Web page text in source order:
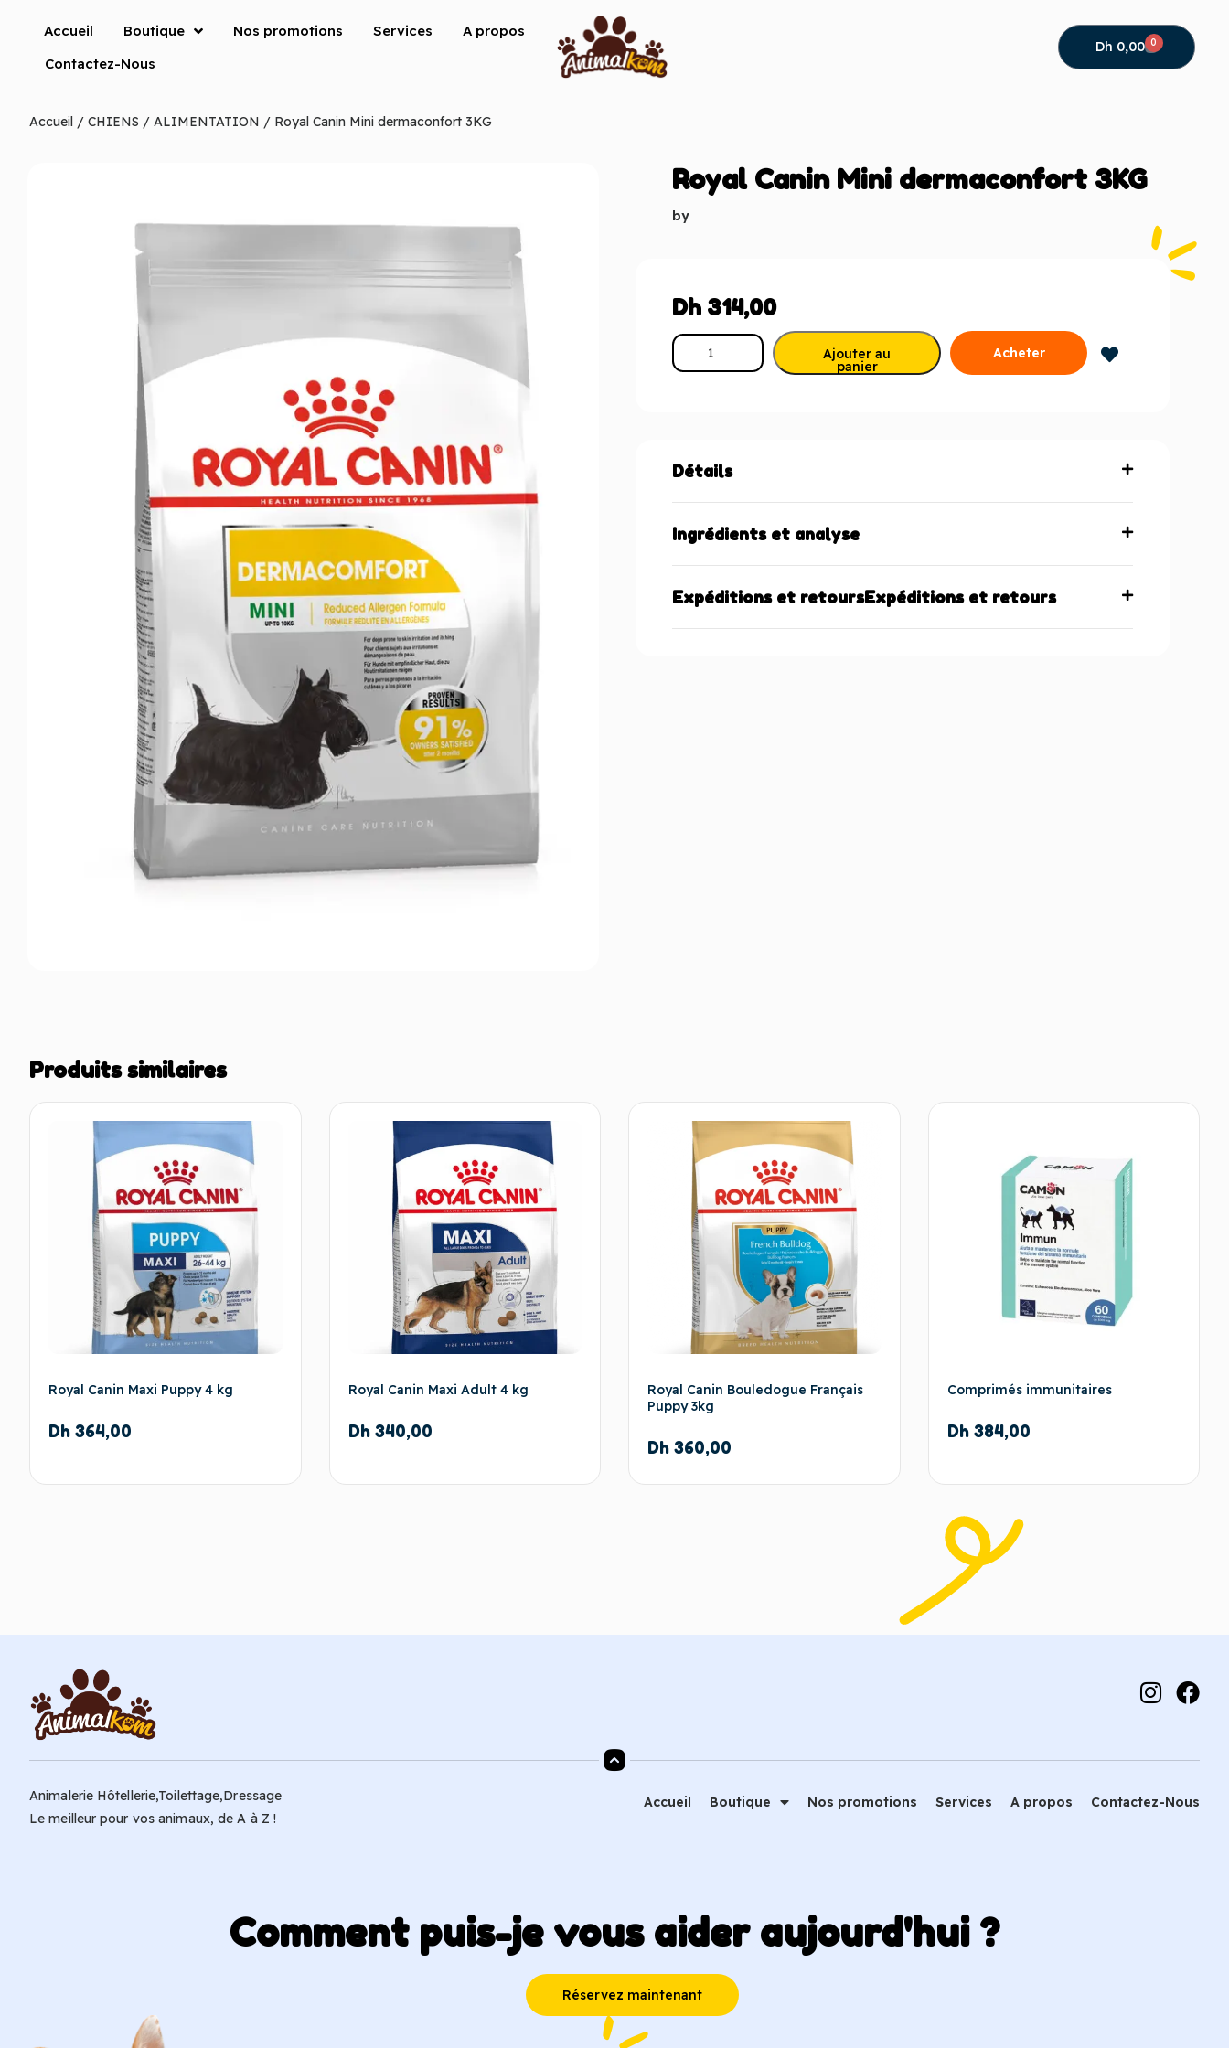
Accueil Boutique Nos promotions Services
A propos
Contactez-Nous
Dh 0,00 0
Accueil / CHIENS / ALIMENTATION / Royal Canin Mini dermaconfort 3KG
Royal Canin Mini dermaconfort 3KG
by
Dh 314,00
Ajouter au
panier
Acheter
Détails
Ingrédients et analyse
Expéditions et retoursExpéditions et retours
Produits similaires
Royal Canin Maxi Puppy 4 kg
Dh 364,00
Royal Canin Maxi Adult 4 kg
Dh340,00
Royal Canin Bouledogue Français
Puppy 3kg
Dh 360,00
Comprimés immunitaires
Dh384,00
Animalerie Hôtellerie,Toilettage,Dressage
Le meilleur pour vos animaux, de A à Z !
Accueil Boutique Nos promotions Services A propos Contactez-Nous
Comment puis-je vous aider aujourd'hui ?
Réservez maintenant